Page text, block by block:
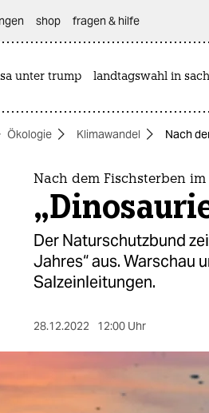
shop fragen & hilfe
unter trump landtagswahl in
Ökologie Klimawandel Nach
Nach dem Fischsterben im
Der Naturschutzbund
Jahres“ aus. Warschau
Salzeinleitungen.
28.12.2022 12:00 Uhr